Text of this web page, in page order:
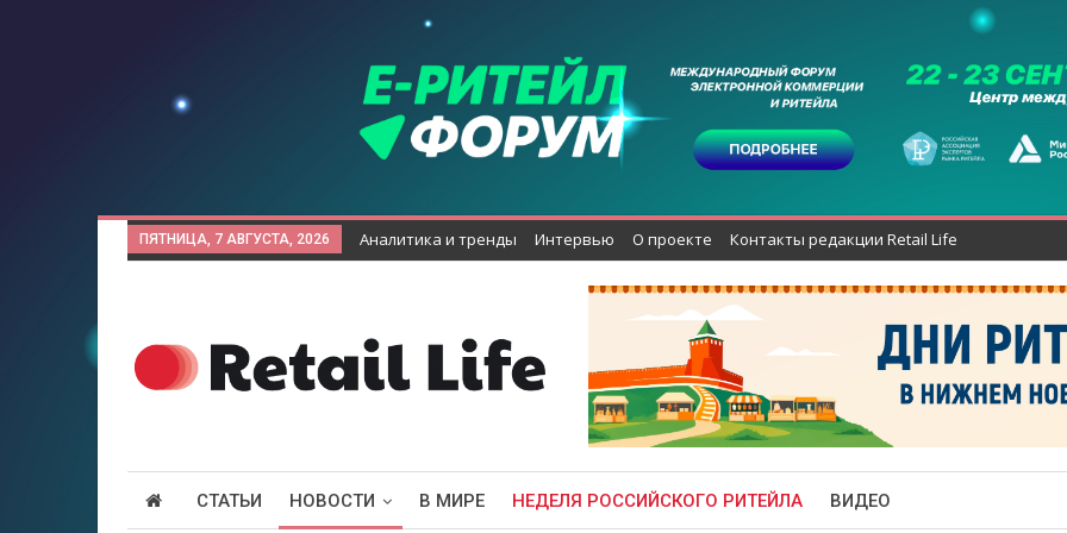
ПЯТНИЦА, 7 АВГУСТА, 2026 Аналитика и тренды Интервью О проекте Контакты редакции Retail Life
СТАТЬИ НОВОСТИ В МИРЕ НЕДЕЛЯ РОССИЙСКОГО РИТЕЙЛА ВИДЕО